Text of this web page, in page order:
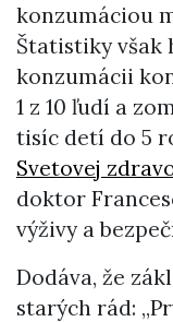
konzumáciou
Štatistiky však
konzumácii
1 z 10 ľudí a
tisíc detí do 5
Svetovej
doktor
výživy a
Dodáva, že
starých rád: